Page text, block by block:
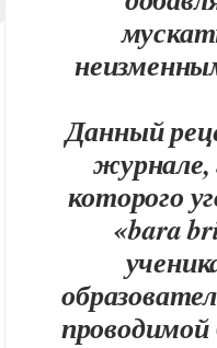
Данный
которого
«bara
проводимой